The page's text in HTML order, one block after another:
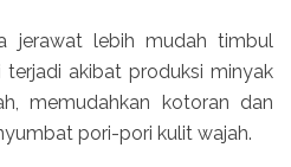
jerawat lebih mudah timbul
akibat produksi minyak
memudahkan kotoran dan
pori-pori kulit wajah.